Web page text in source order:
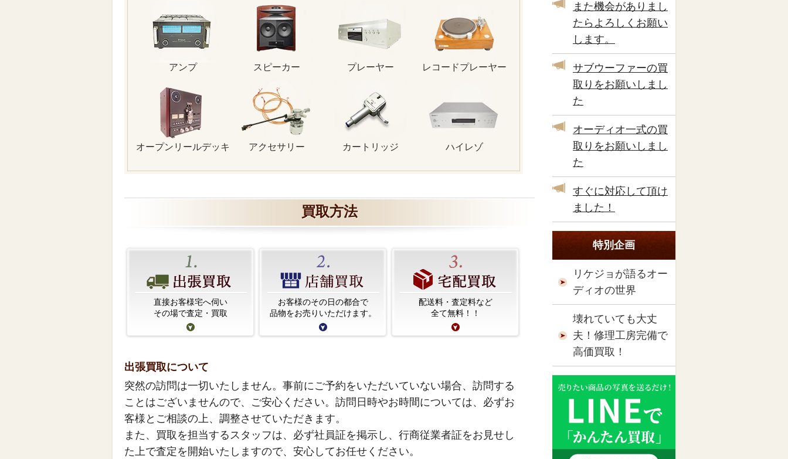
アンプ スピーカー プレーヤー レコードプレーヤー
オープンリールデッキ アクセサリー カートリッジ ハイレゾ
買取方法
直接お客様宅へ伺い
その場で査定・買取
お客様のその日の都合で
品物をお売りいただけます。
配送料・査定料など
全て無料！！
出張買取について
突然の訪問は一切いたしません。事前にご予約をいただいていない場合、訪問する
ことはございませんので、ご安心ください。訪問日時やお時間については、必ずお
客様とご相談の上、調整させていただきます。
また、買取を担当するスタッフは、必ず社員証を掲示し、行商従業者証をお見せし
た上で査定を開始いたしますので、安心してお任せください。
また機会がありまし
たらよろしくお願い
します。
サブウーファーの買
取りをお願いしまし
た
オーディオ一式の買
取りをお願いしまし
た
すぐに対応して頂け
ました！
特別企画
リケジョが語るオー
ディオの世界
壊れていても大丈
夫！修理工房完備で
高価買取！